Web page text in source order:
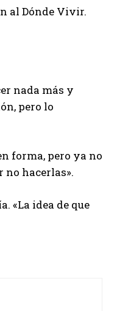
al Dónde Vivir.
nada más y
pero lo
forma, pero ya no
no hacerlas».
«La idea de que